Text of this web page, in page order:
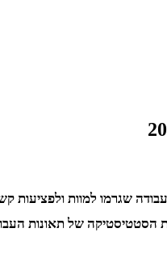
שגרמו למוות
של תאונות העבודה